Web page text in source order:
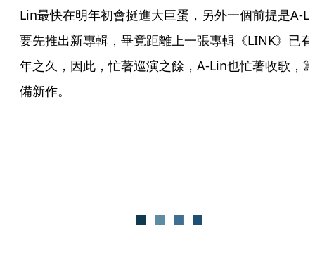
Lin最快在明年初會挺進大巨蛋，另外一個前提是A-
要先推出新專輯，畢竟距離上一張專輯《LINK》已
年之久，因此，忙著巡演之餘，A-Lin也忙著收歌，籌
備新作。